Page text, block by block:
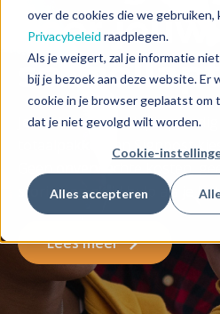
over de cookies die we gebruiken,
Privacybeleid raadplegen.
Als je weigert, zal je informatie
bij je bezoek aan deze website. Er
cookie in je browser geplaatst om
dat je niet gevolgd wilt worden.
Cookie-
Alles accepteren
voor jouw
Je kind heeft een laptop
totaalpakket van Signpost
Geen onverwachte kosten,
storing en altijd hulp als je het
Lees meer